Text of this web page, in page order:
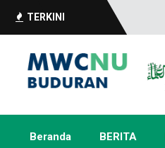
TERKINI
Beranda BERITA